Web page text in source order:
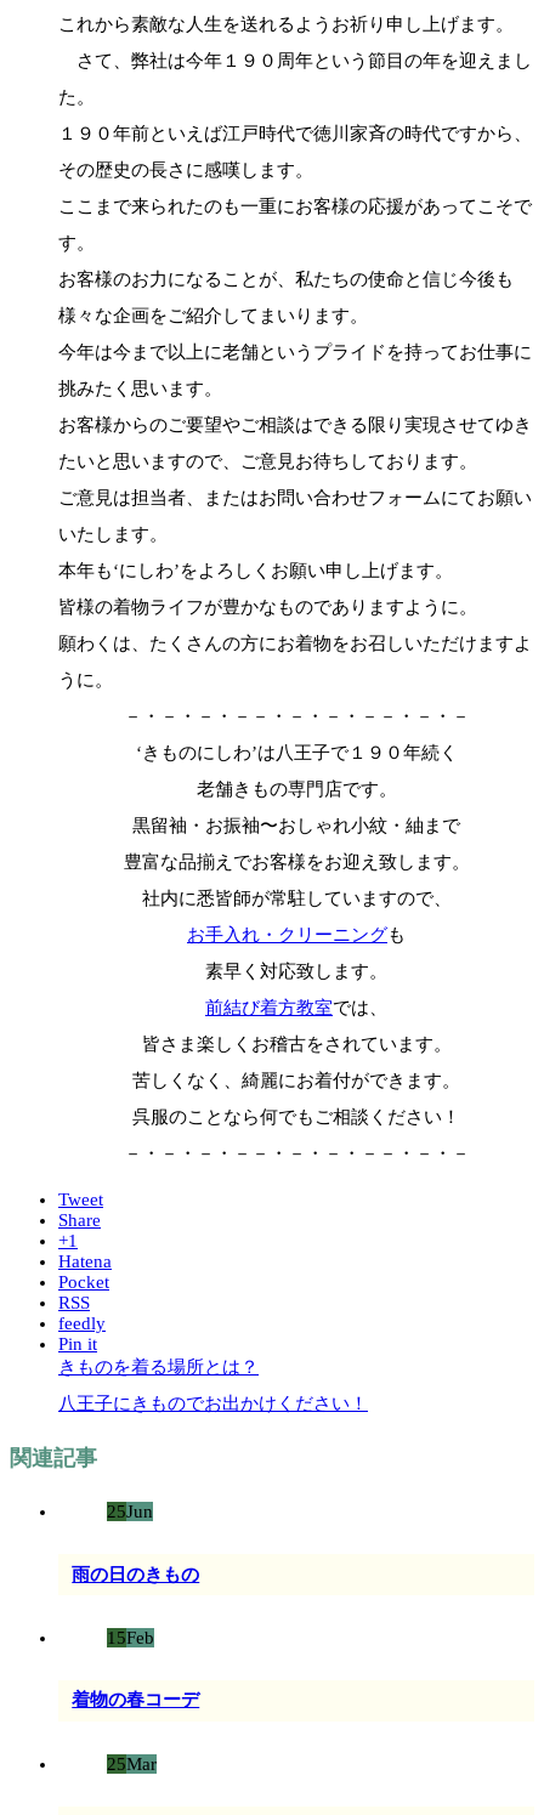
これから素敵な人生を送れるようお祈り申し上げます。
さて、弊社は今年１９０周年という節目の年を迎えまし
た。
１９０年前といえば江戸時代で徳川家斉の時代ですから、
その歴史の長さに感嘆します。
ここまで来られたのも一重にお客様の応援があってこそで
す。
お客様のお力になることが、私たちの使命と信じ今後も
様々な企画をご紹介してまいります。
今年は今まで以上に老舗というプライドを持ってお仕事に
挑みたく思います。
お客様からのご要望やご相談はできる限り実現させてゆき
たいと思いますので、ご意見お待ちしております。
ご意見は担当者、またはお問い合わせフォームにてお願い
いたします。
本年も‘にしわ’をよろしくお願い申し上げます。
皆様の着物ライフが豊かなものでありますように。
願わくは、たくさんの方にお着物をお召しいただけますよ
うに。
－・－・－・－－・－・－・－－・－・－
‘きものにしわ’は八王子で１９０年続く
老舗きもの専門店です。
黒留袖・お振袖〜おしゃれ小紋・紬まで
豊富な品揃えでお客様をお迎え致します。
社内に悉皆師が常駐していますので、
お手入れ・クリーニングも
素早く対応致します。
前結び着方教室では、
皆さま楽しくお稽古をされています。
苦しくなく、綺麗にお着付ができます。
呉服のことなら何でもご相談ください！
－・－・－・－－・－・－・－－・－・－
Tweet
Share
+1
Hatena
Pocket
RSS
feedly
Pin it
きものを着る場所とは？
八王子にきものでお出かけください！
関連記事
25Jun
雨の日のきもの
15Feb
着物の春コーデ
25Mar